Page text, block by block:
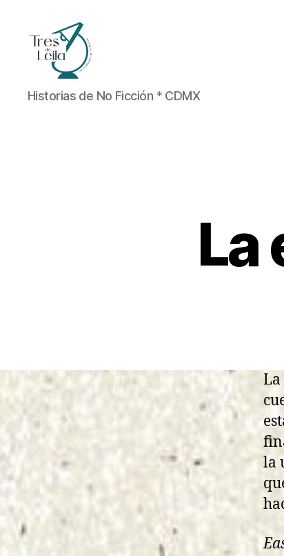
Tres
de
Historias de No Ficción * CDMX
La
La
la